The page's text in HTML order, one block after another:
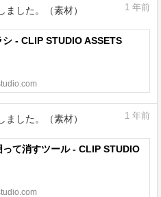
した。（素材） 1 年前
シ - CLIP STUDIO ASSETS
した。（素材） 1 年前
って消すツール - CLIP STUDIO